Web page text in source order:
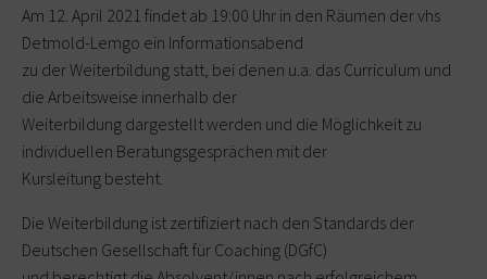
Am 12. April 2021 findet ab 19:00 Uhr in den Räumen der vhs
Detmold-Lemgo ein Informationsabend
zu der Weiterbildung statt, bei denen u.a. das Curriculum und
die Arbeitsweise innerhalb der
Weiterbildung dargestellt werden und die Möglichkeit zu
individuellen Beratungsgesprächen mit der
Kursleitung besteht.
Die Weiterbildung ist zertifiziert nach den Standards der
Deutschen Gesellschaft für Coaching (DGfC)